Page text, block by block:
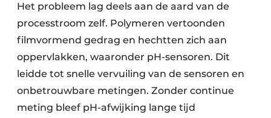
Het probleem lag deels aan de aard van de
processtroom zelf. Polymeren vertoonden
filmvormend gedrag en hechtten zich aan
oppervlakken, waaronder pH-sensoren. Dit
leidde tot snelle vervuiling van de sensoren en
onbetrouwbare metingen. Zonder continue
meting bleef pH-afwijking lange tijd